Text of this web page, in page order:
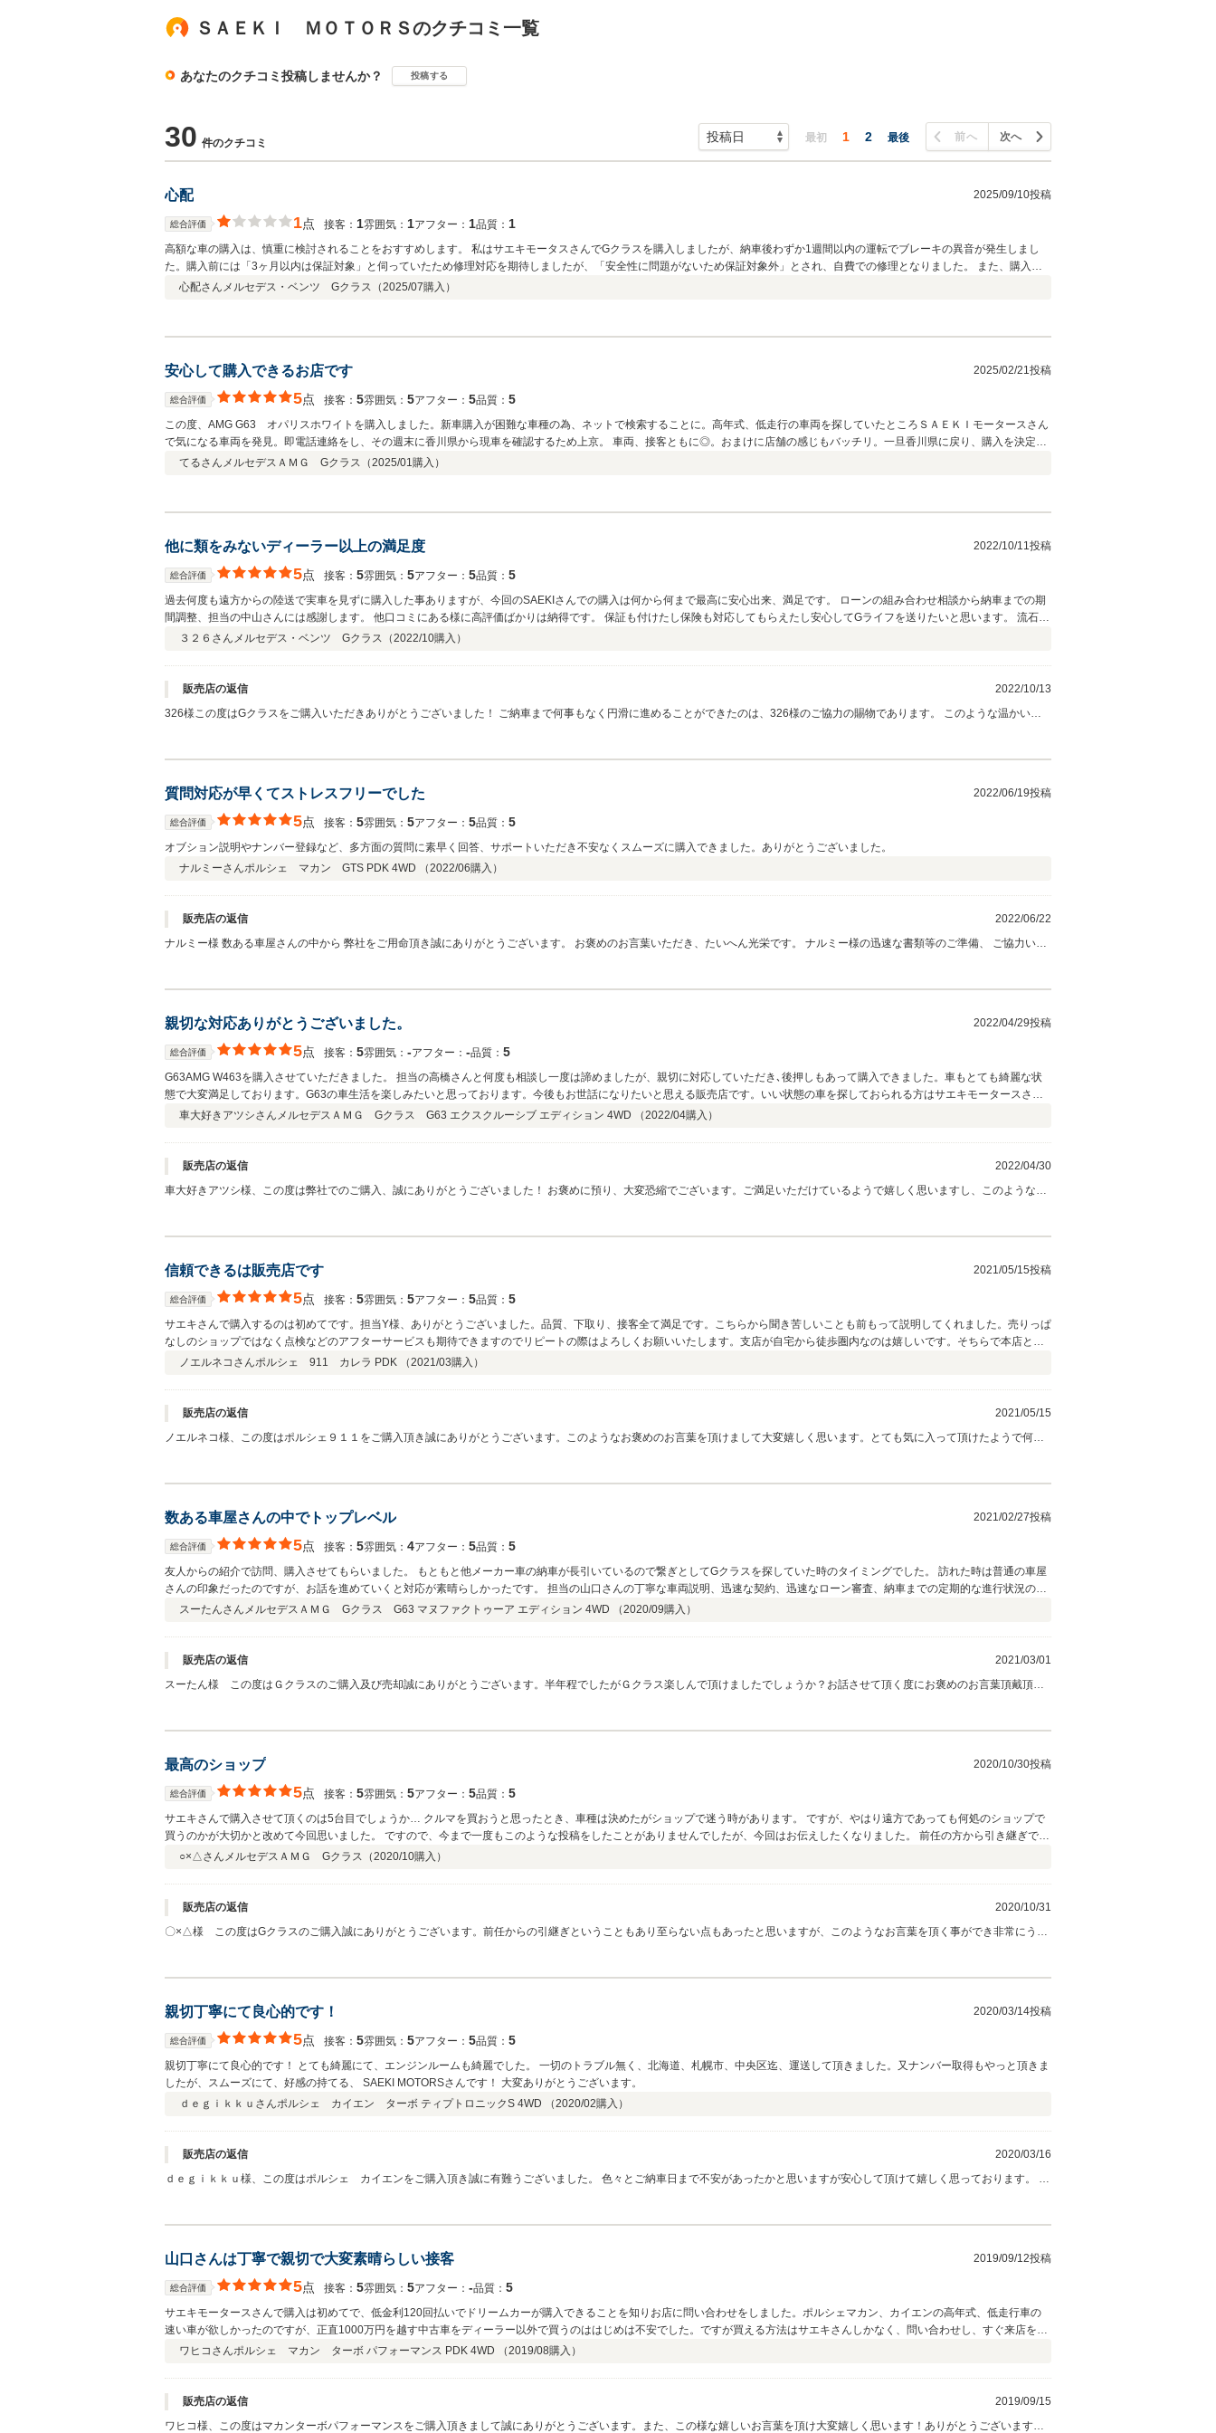
ＳＡＥＫＩ ＭＯＴＯＲＳのクチコミ一覧
あなたのクチコミ投稿しませんか？ 投稿する
30 件のクチコミ 最初 1 2 最後 前へ 次へ
心配 2025/09/10投稿
総合評価 1点 接客： 1雰囲気： 1アフター： 1品質： 1
高額な車の購入は、慎重に検討されることをおすすめします。 私はサエキモータスさんでGクラスを購入しましたが、納車後わずか1週間以内の運転でブレーキの異音が発生しまし
た。購入前には「3ヶ月以内は保証対象」と伺っていたため修理対応を期待しましたが、「安全性に問題がないため保証対象外」とされ、自費での修理となりました。 また、購入検
討時や納車時にも「保証には例外がある」という説明は一切なく、異音が出ても保証されないことを後になって初めて知りました。 高額な車であれば静粛性を求めるのは当然かと思
心配さん メルセデス・ベンツ Gクラス（2025/07購入）
安心して購入できるお店です 2025/02/21投稿
総合評価 5点 接客： 5雰囲気： 5アフター： 5品質： 5
この度、AMG G63 オパリスホワイトを購入しました。新車購入が困難な車種の為、ネットで検索することに。高年式、低走行の車両を探していたところＳＡＥＫＩモータースさん
で気になる車両を発見。即電話連絡をし、その週末に香川県から現車を確認するため上京。 車両、接客ともに◎。おまけに店舗の感じもバッチリ。一旦香川県に戻り、購入を決定し
ました。約一カ月で納車になりました。生憎、長期出張中だったので納車には立ち会えませんでしたが、ＳＡＥＫＩモータースさんの自社積載車（すっげ～車）で香川県まで納車下
てるさん メルセデスＡＭＧ Gクラス（2025/01購入）
他に類をみないディーラー以上の満足度 2022/10/11投稿
総合評価 5点 接客： 5雰囲気： 5アフター： 5品質： 5
過去何度も遠方からの陸送で実車を見ずに購入した事ありますが、今回のSAEKIさんでの購入は何から何まで最高に安心出来、満足です。 ローンの組み合わせ相談から納車までの期
間調整、担当の中山さんには感謝します。 他口コミにある様に高評価ばかりは納得です。 保証も付けたし保険も対応してもらえたし安心してGライフを送りたいと思います。 流石に
高品質な中古車で価格もそれなりですが、大満足です。 陸送に関しては、アウディやBMW、他を遠方からしてもらいましたが、SAEKIさんの専用箱型陸送には驚きました。混載のオ
ました。
３２６さん メルセデス・ベンツ Gクラス（2022/10購入）
販売店の返信
2022/10/13
326様この度はGクラスをご購入いただきありがとうございました！ ご納車まで何事もなく円滑に進めることができたのは、326様のご協力の賜物であります。 このような温かいお
質問対応が早くてストレスフリーでした 2022/06/19投稿
総合評価 5点 接客： 5雰囲気： 5アフター： 5品質： 5
オブション説明やナンバー登録など、多方面の質問に素早く回答、サポートいただき不安なくスムーズに購入できました。ありがとうございました。
ナルミーさんポルシェ マカン GTS PDK 4WD （2022/06購入）
販売店の返信
2022/06/22
ナルミー様 数ある車屋さんの中から 弊社をご用命頂き誠にありがとうございます。 お褒めのお言葉いただき、たいへん光栄です。 ナルミー様の迅速な書類等のご準備、 ご協力いた
親切な対応ありがとうございました。 2022/04/29投稿
総合評価 5点 接客： 5雰囲気： ‐アフター： ‐品質： 5
G63AMG W463を購入させていただきました。 担当の高橋さんと何度も相談し一度は諦めましたが、親切に対応していただき､後押しもあって購入できました。車もとても綺麗な状
態で大変満足しております。G63の車生活を楽しみたいと思っております。今後もお世話になりたいと思える販売店です。いい状態の車を探しておられる方はサエキモータースさん
が本当におすすめです。
車大好きアツシさん メルセデスＡＭＧ Gクラス G63 エクスクルーシブ エディション 4WD （2022/04購入）
販売店の返信
2022/04/30
車大好きアツシ様、この度は弊社でのご購入、誠にありがとうございました！ お褒めに預り、大変恐縮でございます。ご満足いただけているようで嬉しく思いますし、このようなお
信頼できるは販売店です 2021/05/15投稿
総合評価 5点 接客： 5雰囲気： 5アフター： 5品質： 5
サエキさんで購入するのは初めてです。担当Y様、ありがとうございました。品質、下取り、接客全て満足です。こちらから聞き苦しいことも前もって説明してくれました。売りっぱ
なしのショップではなく点検などのアフターサービスも期待できますのでリピートの際はよろしくお願いいたします。支店が自宅から徒歩圏内なのは嬉しいです。そちらで本店と同
等の対応できます。
ノエルネコさんポルシェ 911 カレラ PDK （2021/03購入）
販売店の返信
2021/05/15
ノエルネコ様、この度はポルシェ９１１をご購入頂き誠にありがとうございます。このようなお褒めのお言葉を頂けまして大変嬉しく思います。とても気に入って頂けたようで何よ
数ある車屋さんの中でトップレベル 2021/02/27投稿
総合評価 5点 接客： 5雰囲気： 4アフター： 5品質： 5
友人からの紹介で訪問、購入させてもらいました。 もともと他メーカー車の納車が長引いているので繋ぎとしてGクラスを探していた時のタイミングでした。 訪れた時は普通の車屋
さんの印象だったのですが、お話を進めていくと対応が素晴らしかったです。 担当の山口さんの丁寧な車両説明、迅速な契約、迅速なローン審査、納車までの定期的な進行状況の連
絡、積載車による納車、全てに行き届いている素晴らしいお店でした。半年後の買取も高値で買い取ってもらい、査定額が決まった後にも少しプラスしてくれました。車種や状況で
ないので、ここまで手厚い対応は嬉しいの一言 ハイブランドメーカーでもここまで出来ないと思います。 これからもお付き合いしたい数少ないお店です 今後共、よろしくお願いし
ます
スーたんさん メルセデスＡＭＧ Gクラス G63 マヌファクトゥーア エディション 4WD （2020/09購入）
販売店の返信
2021/03/01
スーたん様 この度はＧクラスのご購入及び売却誠にありがとうございます。半年程でしたがＧクラス楽しんで頂けましたでしょうか？お話させて頂く度にお褒めのお言葉頂戴頂き
最高のショップ 2020/10/30投稿
総合評価 5点 接客： 5雰囲気： 5アフター： 5品質： 5
サエキさんで購入させて頂くのは5台目でしょうか… クルマを買おうと思ったとき、車種は決めたがショップで迷う時があります。 ですが、やはり遠方であっても何処のショップで
買うのかが大切かと改めて今回思いました。 ですので、今まで一度もこのような投稿をしたことがありませんでしたが、今回はお伝えしたくなりました。 前任の方から引き継ぎで担
当頂いた山口さん、こちらの度々の希望などご無理を聞いてくださり、本当に気持ち良い対応して下さりありがとうございました。 どんなことでも、前向きな対応がとても自然です
リ！！思いもよらない所を、さりげなく補修やキレイにして下さり、ありがとうございました！ また、ふと思い付きでお願いすることあるかもしれませんが、その時はまた宜しくお
願い致します。
○×△さん メルセデスＡＭＧ Gクラス（2020/10購入）
販売店の返信
2020/10/31
〇×△様 この度はGクラスのご購入誠にありがとうございます。前任からの引継ぎということもあり至らない点もあったと思いますが、このようなお言葉を頂く事ができ非常にうれ
親切丁寧にて良心的です！ 2020/03/14投稿
総合評価 5点 接客： 5雰囲気： 5アフター： 5品質： 5
親切丁寧にて良心的です！ とても綺麗にて、エンジンルームも綺麗でした。 一切のトラブル無く、北海道、札幌市、中央区迄、運送して頂きました。又ナンバー取得もやっと頂きま
したが、スムーズにて、好感の持てる、 SAEKI MOTORSさんです！ 大変ありがとうございます。
ｄｅｇｉｋｋｕさんポルシェ カイエン ターボ ティプトロニックS 4WD （2020/02購入）
販売店の返信
2020/03/16
ｄｅｇｉｋｋｕ様、この度はポルシェ カイエンをご購入頂き誠に有難うございました。 色々とご納車日まで不安があったかと思いますが安心して頂けて嬉しく思っております。 ご
営業 若狭（ワカサ）
山口さんは丁寧で親切で大変素晴らしい接客 2019/09/12投稿
総合評価 5点 接客： 5雰囲気： 5アフター： ‐品質： 5
サエキモータースさんで購入は初めてで、低金利120回払いでドリームカーが購入できることを知りお店に問い合わせをしました。ポルシェマカン、カイエンの高年式、低走行車の
速い車が欲しかったのですが、正直1000万円を越す中古車をディーラー以外で買うのははじめは不安でした。ですが買える方法はサエキさんしかなく、問い合わせし、すぐ来店をし
ました。お店は高級車がずらりと並んでワクワクの空間、そこで待っているとネットで窓口だった方が担当となり、店内の車を案内してくれました。人当たりがよく、話しやすい、
SLがあったり夢の車がどれも120回で買えるんだと、ワクワクは止まりませんでした、 そんな中、入荷したてのターボパフォーマンスと出会い、山口さんと他の展示車との比較や、
性能、乗り心地、リセールの話までたくさん聞き、その日の山口さんの親切な対応で即決しました。試乗もいらないなと思うほど信用できました。 またそれまで乗っていた車の下取
ワヒコさんポルシェ マカン ターボ パフォーマンス PDK 4WD （2019/08購入）
販売店の返信
2019/09/15
ワヒコ様、この度はマカンターボパフォーマンスをご購入頂きまして誠にありがとうございます。また、この様な嬉しいお言葉を頂け大変嬉しく思います！ありがとうございます！